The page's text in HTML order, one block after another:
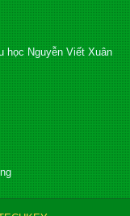
học Nguyễn Viết Xuân